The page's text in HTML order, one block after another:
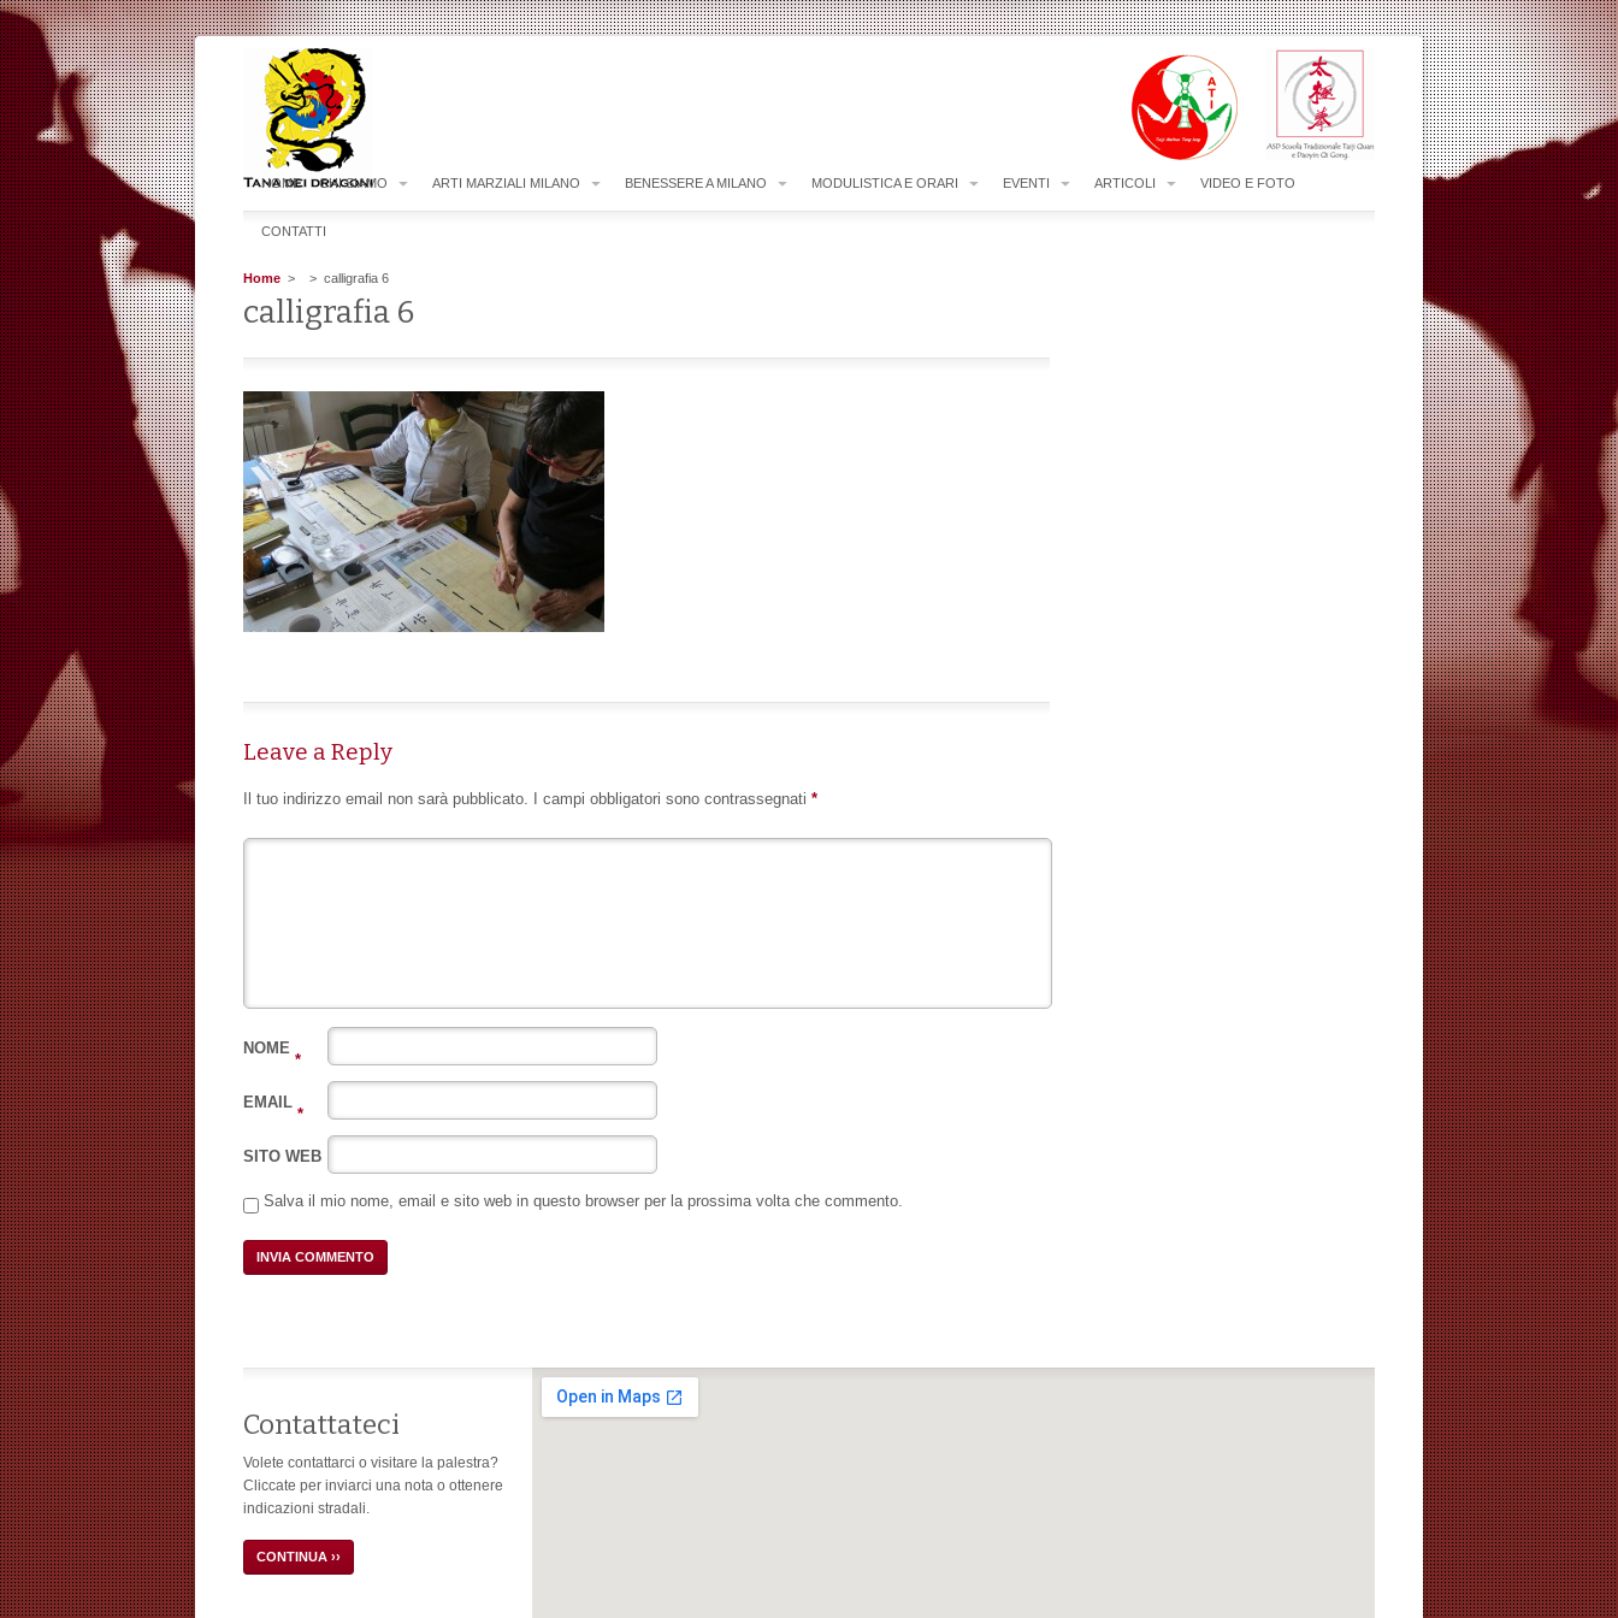
HOME CHI SIAMO ARTI MARZIALI MILANO BENESSERE A MILANO MODULISTICA E ORARI EVENTI ARTICOLI VIDEO E FOTO
CONTATTI
Home > > calligrafia 6
calligrafia 6
Leave a Reply
Il tuo indirizzo email non sarà pubblicato. I campi obbligatori sono contrassegnati *
NOME
*
EMAIL
*
SITO WEB
Salva il mio nome, email e sito web in questo browser per la prossima volta che commento.
Contattateci
Volete contattarci o visitare la palestra?
Cliccate per inviarci una nota o ottenere
indicazioni stradali.
CONTINUA ››